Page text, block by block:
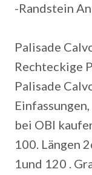
-Randstein
Palisade
Rechteckige
Palisade
bei OBI
100. Längen
1und 120 .